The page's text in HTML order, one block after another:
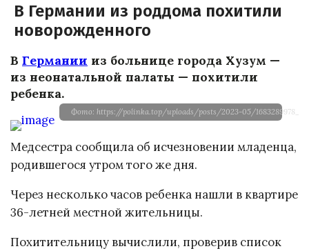
В Германии из роддома похитили
новорожденного
В Германии из больнице города Хузум —
из неонатальной палаты — похитили
ребенка.
Фото: https://polinka.top/uploads/posts/2023-05/
Медсестра сообщила об исчезновении младенца,
родившегося утром того же дня.
Через несколько часов ребенка нашли в квартире
36-летней местной жительницы.
Похитительницу вычислили, проверив список